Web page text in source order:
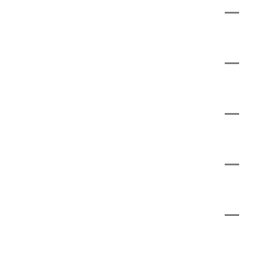
—
—
—
—
—